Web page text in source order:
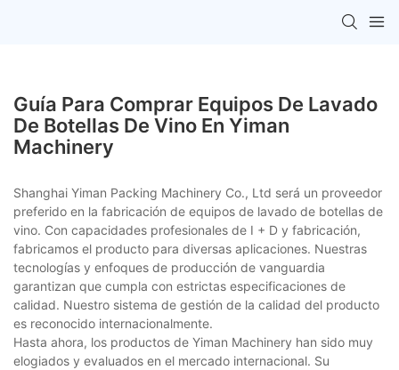
Guía Para Comprar Equipos De Lavado
De Botellas De Vino En Yiman
Machinery
Shanghai Yiman Packing Machinery Co., Ltd será un proveedor
preferido en la fabricación de equipos de lavado de botellas de
vino. Con capacidades profesionales de I + D y fabricación,
fabricamos el producto para diversas aplicaciones. Nuestras
tecnologías y enfoques de producción de vanguardia
garantizan que cumpla con estrictas especificaciones de
calidad. Nuestro sistema de gestión de la calidad del producto
es reconocido internacionalmente.
Hasta ahora, los productos de Yiman Machinery han sido muy
elogiados y evaluados en el mercado internacional. Su